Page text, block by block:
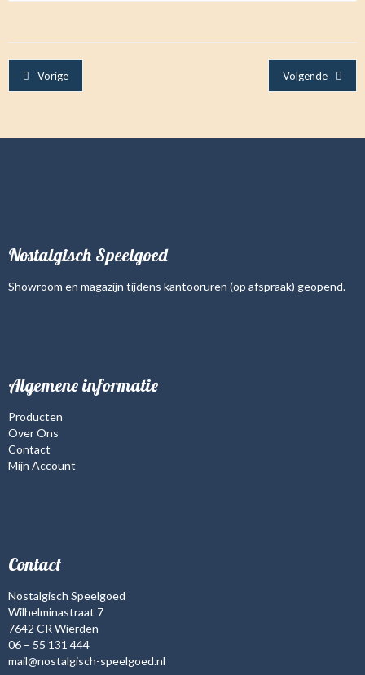
Vorige Volgende
Nostalgisch Speelgoed
Showroom en magazijn tijdens kantooruren (op afspraak) geopend.
Algemene informatie
Producten
Over Ons
Contact
Mijn Account
Contact
Nostalgisch Speelgoed
Wilhelminastraat 7
7642 CR Wierden
06 – 55 131 444
mail@nostalgisch-speelgoed.nl